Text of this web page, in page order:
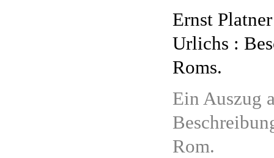
Ernst
Urlichs :
Roms.
Ein Auszug
Rom.